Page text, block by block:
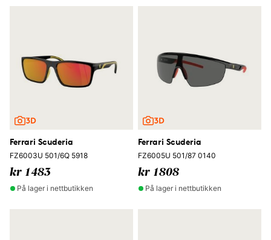
Ferrari Scuderia
FZ6003U 501/6Q 5918
kr 1483
På lager i nettbutikken
Ferrari Scuderia
FZ6005U 501/87 0140
kr 1808
På lager i nettbutikken